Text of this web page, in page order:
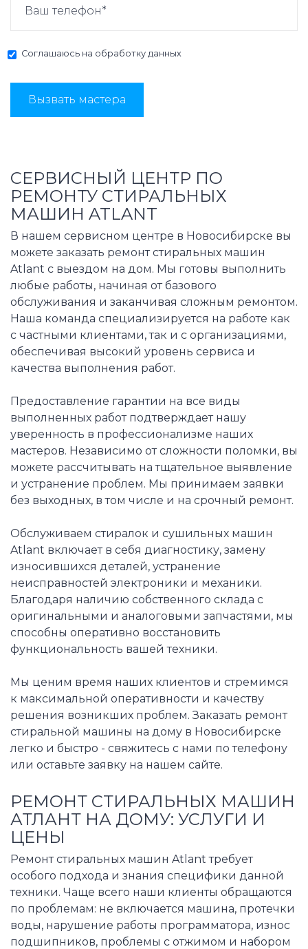
Соглашаюсь на обработку данных
Вызвать мастера
СЕРВИСНЫЙ ЦЕНТР ПО
РЕМОНТУ СТИРАЛЬНЫХ
МАШИН ATLANT
В нашем сервисном центре в Новосибирске вы
можете заказать ремонт стиральных машин
Atlant с выездом на дом. Мы готовы выполнить
любые работы, начиная от базового
обслуживания и заканчивая сложным ремонтом.
Наша команда специализируется на работе как
с частными клиентами, так и с организациями,
обеспечивая высокий уровень сервиса и
качества выполнения работ.
Предоставление гарантии на все виды
выполненных работ подтверждает нашу
уверенность в профессионализме наших
мастеров. Независимо от сложности поломки, вы
можете рассчитывать на тщательное выявление
и устранение проблем. Мы принимаем заявки
без выходных, в том числе и на срочный ремонт.
Обслуживаем стиралок и сушильных машин
Atlant включает в себя диагностику, замену
износившихся деталей, устранение
неисправностей электроники и механики.
Благодаря наличию собственного склада с
оригинальными и аналоговыми запчастями, мы
способны оперативно восстановить
функциональность вашей техники.
Мы ценим время наших клиентов и стремимся
к максимальной оперативности и качеству
решения возникших проблем. Заказать ремонт
стиральной машины на дому в Новосибирске
легко и быстро - свяжитесь с нами по телефону
или оставьте заявку на нашем сайте.
РЕМОНТ СТИРАЛЬНЫХ МАШИН
АТЛАНТ НА ДОМУ: УСЛУГИ И
ЦЕНЫ
Ремонт стиральных машин Atlant требует
особого подхода и знания специфики данной
техники. Чаще всего наши клиенты обращаются
по проблемам: не включается машина, протечки
воды, нарушение работы программатора, износ
подшипников, проблемы с отжимом и набором